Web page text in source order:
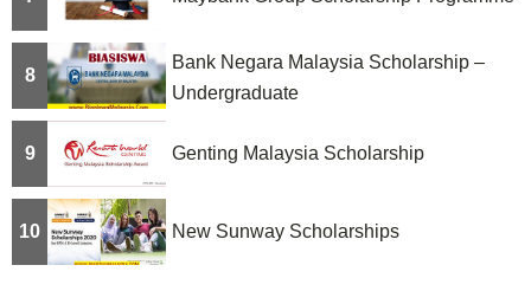
8
Bank Negara Malaysia Scholarship –
Undergraduate
9 Genting Malaysia Scholarship
10 New Sunway Scholarships